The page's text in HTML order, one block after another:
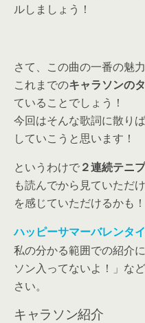
ルしましょう！
さて、この曲の一番の魅
これまでのキャラソンの
ていることでしょう！
今回はそんな歌詞に散り
していこうと思います！
というわけで２連続テニ
も読んでから見ていただ
を感じていただけるかも！
ハッピーサマーバレンタ
私の分かる範囲での紹介
ソン入ってないよ！」な
さい。
キャラソン紹介